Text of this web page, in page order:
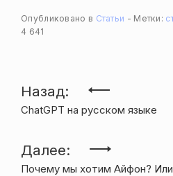
Опубликовано в Статьи Метки:
4 641
Навигация
по
записям
Назад:
ChatGPT на русском языке
Далее:
Почему мы хотим Айфон? Или